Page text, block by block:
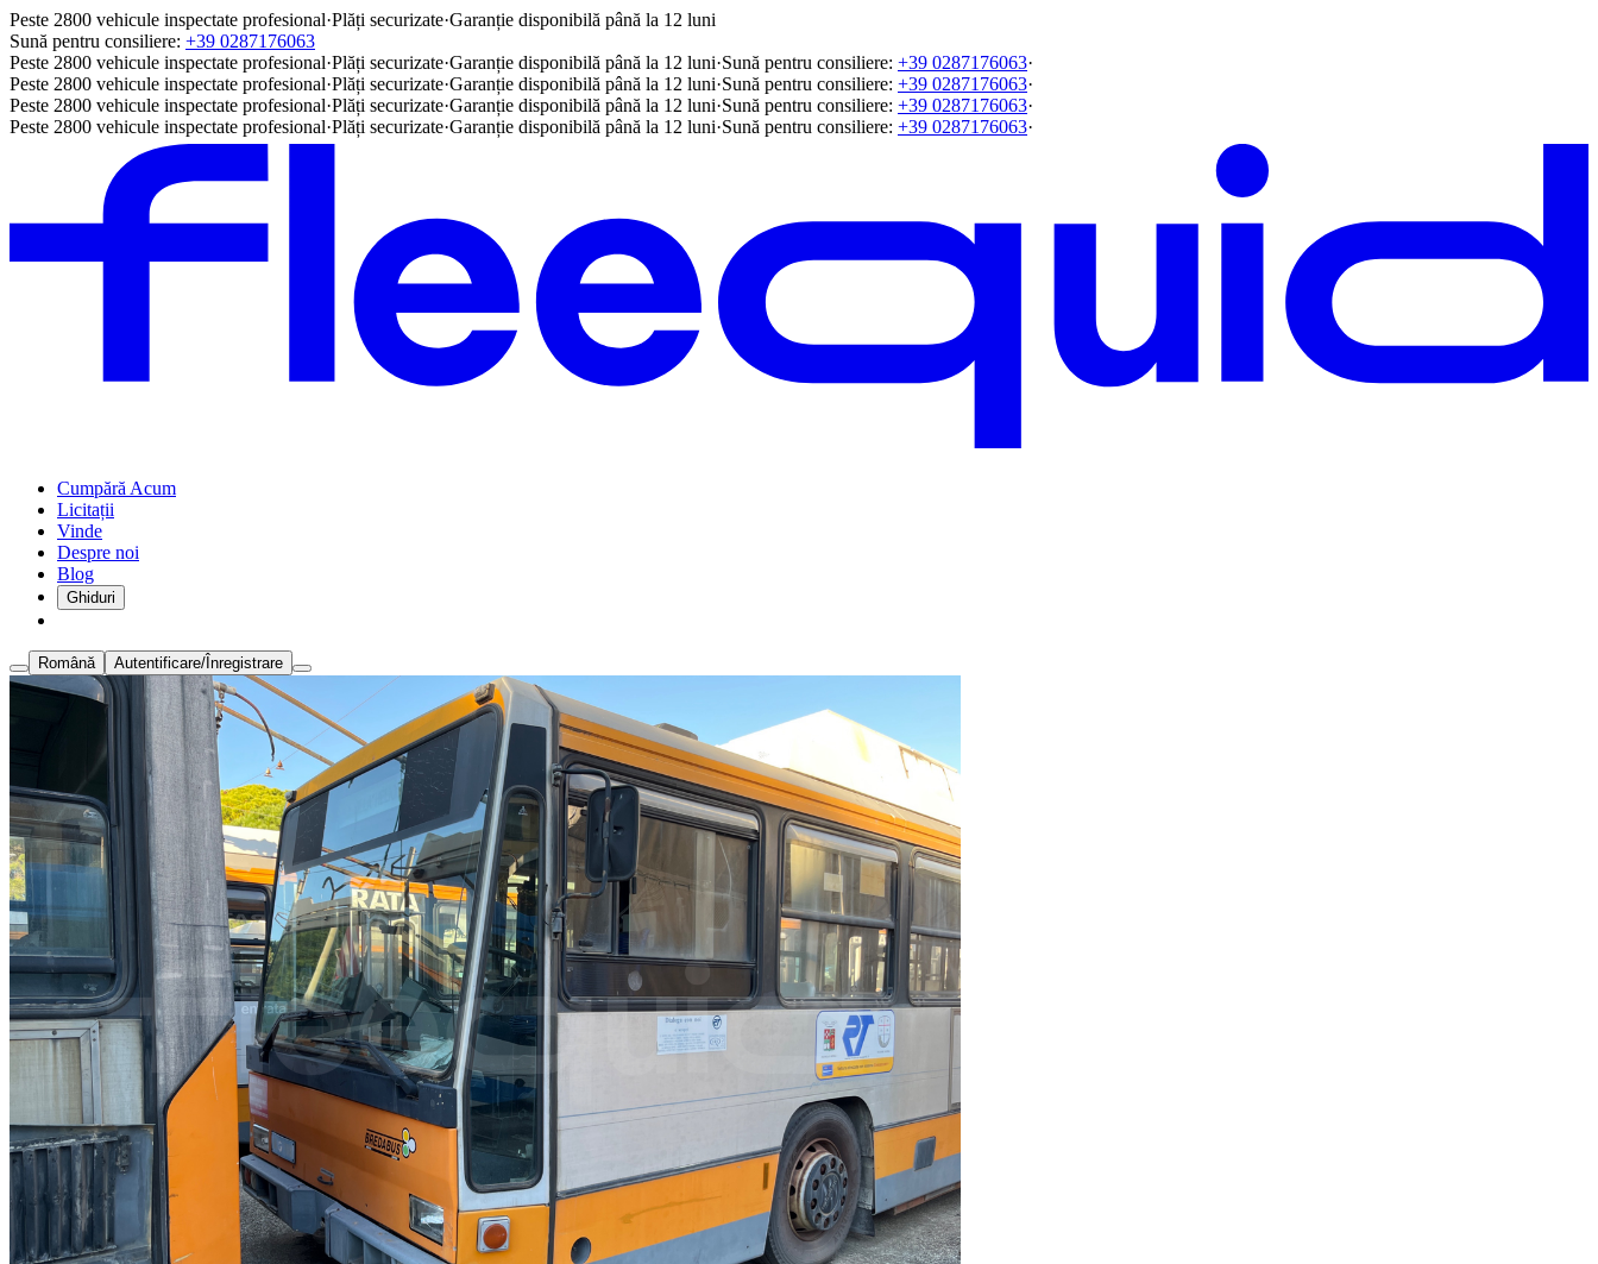
Peste 2800 vehicule inspectate profesional·Plăți securizate·Garanție disponibilă până la 12 luni
Sună pentru consiliere: +39 0287176063
Peste 2800 vehicule inspectate profesional·Plăți securizate·Garanție disponibilă până la 12 luni·Sună pentru consiliere: +39 0287176063·
Peste 2800 vehicule inspectate profesional·Plăți securizate·Garanție disponibilă până la 12 luni·Sună pentru consiliere: +39 0287176063·
Peste 2800 vehicule inspectate profesional·Plăți securizate·Garanție disponibilă până la 12 luni·Sună pentru consiliere: +39 0287176063·
Peste 2800 vehicule inspectate profesional·Plăți securizate·Garanție disponibilă până la 12 luni·Sună pentru consiliere: +39 0287176063·
Cumpără Acum
Licitații
Vinde
Despre noi
Blog
Ghiduri
Română Autentificare/Înregistrare